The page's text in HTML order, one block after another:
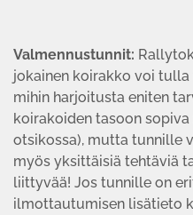
Valmennustunnit:
jokainen koirakko voi
mihin harjoitusta eniten
koirakoiden tasoon
otsikossa), mutta tunnille
myös yksittäisiä tehtäviä
liittyvää! Jos tunnille on
ilmottautumisen lisätieto